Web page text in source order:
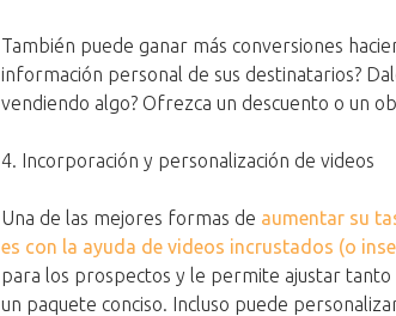
También puede ganar más conversiones
información personal de sus destinatarios?
vendiendo algo? Ofrezca un descuento o un
4. Incorporación y personalización de videos
Una de las mejores formas de aumentar su
es con la ayuda de videos incrustados (o
para los prospectos y le permite ajustar
un paquete conciso. Incluso puede